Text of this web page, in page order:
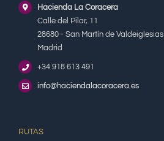
Hacienda La Coracera
Calle del Pilar, 11
28680 - San Martín de Valdeiglesias
Madrid
+34 918 613 491
info@haciendalacoracera.es
RUTAS